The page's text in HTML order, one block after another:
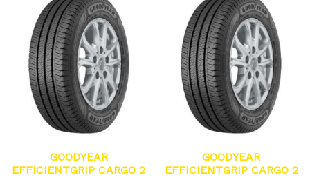
GOODYEAR
EFFICIENTGRIP CARGO 2
GOODYEAR
EFFICIENTGRIP CARGO 2